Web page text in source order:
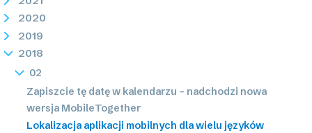
2020
2019
2018
02
Zapiszcie tę datę w kalendarzu – nadchodzi nowa
wersja MobileTogether
Lokalizacja aplikacji mobilnych dla wielu języków